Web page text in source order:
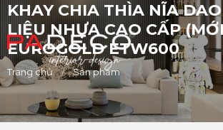
KHAY CHIA THÌA NĨA
LIỆU NHỰA CAO CẤP
EUROGOLD ETW600
Trang chủ Sản phẩm